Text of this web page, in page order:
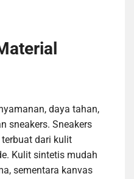
daya tahan,
sneakers. Sneakers
dari kulit
Kulit sintetis mudah
sementara kanvas